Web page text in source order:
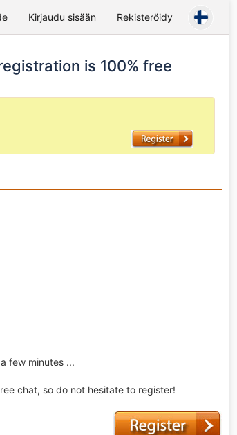
Kirjaudu sisään Rekisteröidy
is 100% free
few minutes ...
chat, so do not hesitate to register!